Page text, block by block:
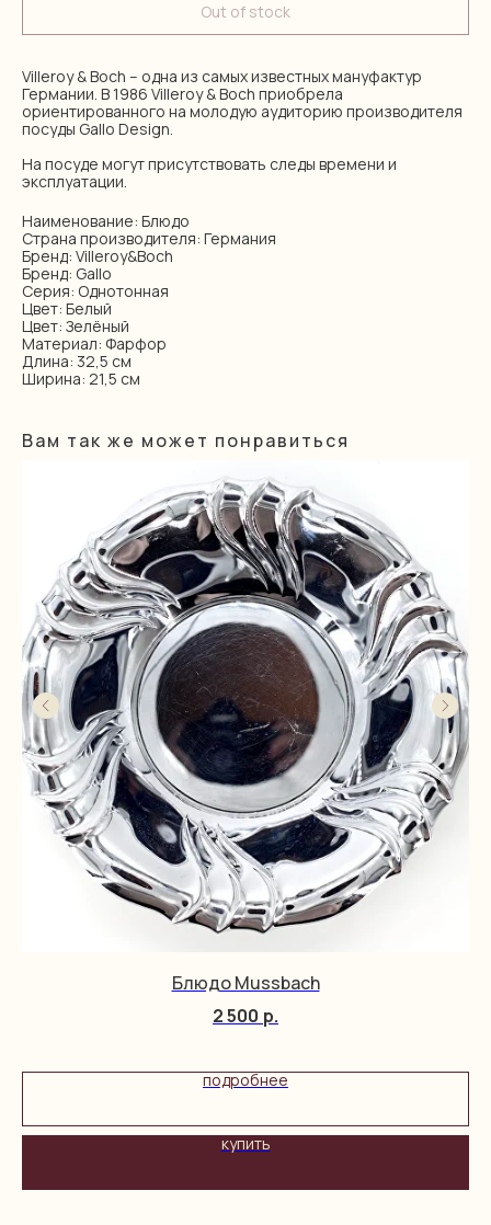
Out of stock
Villeroy & Boch – одна из самых известных мануфактур
Германии. В 1986 Villeroy & Boch приобрела
ориентированного на молодую аудиторию производителя
посуды Gallo Design.
На посуде могут присутствовать следы времени и
эксплуатации.
Наименование: Блюдо
Страна производителя: Германия
Бренд: Villeroy&Boch
Бренд: Gallo
Серия: Однотонная
Цвет: Белый
Цвет: Зелёный
Материал: Фарфор
Длина: 32,5 см
Ширина: 21,5 см
Вам так же может понравиться
Блюдо Mussbach
2 500 р.
подробнее
купить